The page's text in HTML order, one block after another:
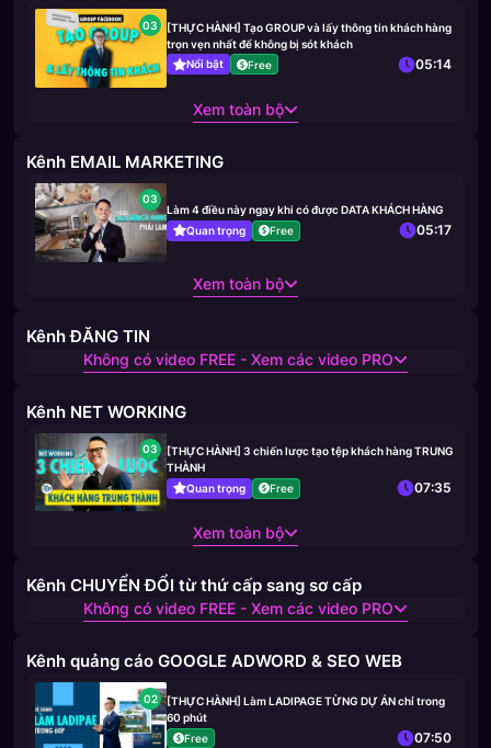
03
[THỰC HÀNH] Tạo GROUP và lấy thông tin khách hàng
trọn vẹn nhất để không bị sót khách
Nổi bật
Free 05:14
Xem toàn bộ
Kênh EMAIL MARKETING
03
Làm 4 điều này ngay khi có được DATA KHÁCH HÀNG
Quan trọng
Free 05:17
Xem toàn bộ
Kênh ĐĂNG TIN
Không có video FREE - Xem các video PRO
Kênh NET WORKING
03
[THỰC HÀNH] 3 chiến lược tạo tệp khách hàng TRUNG
THÀNH
Quan trọng
Free 07:35
Xem toàn bộ
Kênh CHUYỂN ĐỔI từ thứ cấp sang sơ cấp
Không có video FREE - Xem các video PRO
Kênh quảng cáo GOOGLE ADWORD & SEO WEB
02
[THỰC HÀNH] Làm LADIPAGE TỪNG DỰ ÁN chỉ trong
60 phút
Free
07:50